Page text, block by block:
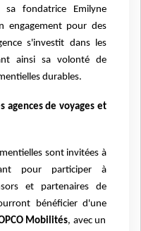
fondatrice Emilyne
engagement pour des
s'investit dans les
ainsi sa volonté de
durables.
agences de voyages et
sont invitées à
pour participer à
et partenaires de
bénéficier d'une
Mobilités, avec un